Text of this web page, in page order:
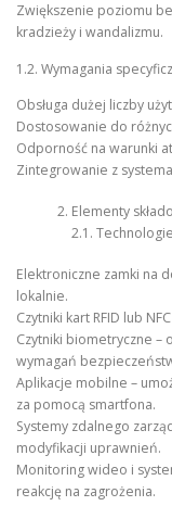
Zwiększenie poziomu
kradzieży i wandalizmu.
1.2. Wymagania
Obsługa dużej liczby
Dostosowanie do
Odporność na warunki
Zintegrowanie z
Elementy
2.1.
Elektroniczne zamki na
lokalnie.
Czytniki kart RFID lub
Czytniki biometryczne –
wymagań
Aplikacje mobilne –
za pomocą smartfona.
Systemy zdalnego
modyfikacji uprawnień.
Monitoring wideo i
reakcję na zagrożenia.